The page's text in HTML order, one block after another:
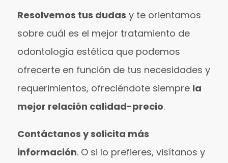
Resolvemos tus dudas y te orientamos
sobre cuál es el mejor tratamiento de
odontología estética que podemos
ofrecerte en función de tus necesidades y
requerimientos, ofreciéndote siempre la
mejor relación calidad-precio.
Contáctanos y solicita más
información. O si lo prefieres, visítanos y